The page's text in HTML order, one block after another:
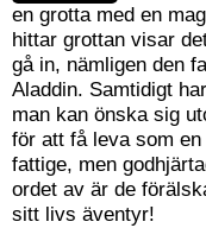
en grotta med en
hittar grottan visar
gå in, nämligen den
Aladdin. Samtidigt
man kan önska sig
för att få leva som
fattige, men
ordet av är de
sitt livs äventyr!